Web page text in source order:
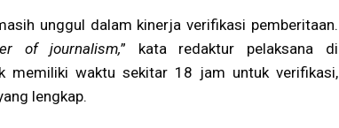
unggul dalam kinerja verifikasi pemberitaan.
of journalism,” kata redaktur pelaksana di
memiliki waktu sekitar 18 jam untuk verifikasi,
lengkap.